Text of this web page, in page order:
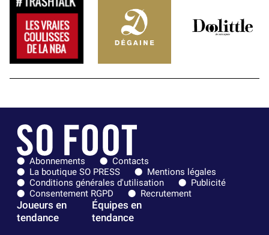
Abonnements
Contacts
La boutique SO PRESS
Mentions légales
Conditions générales d'utilisation
Publicité
Consentement RGPD
Recrutement
Joueurs en
tendance
Équipes en
tendance